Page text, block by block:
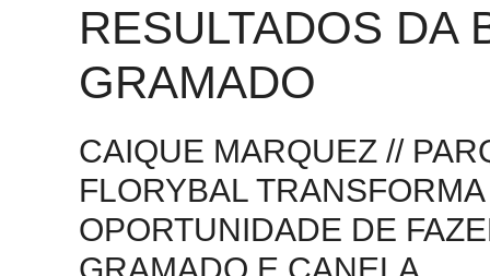
RESULTADOS DA
GRAMADO
CAIQUE MARQUEZ //
FLORYBAL
OPORTUNIDADE DE